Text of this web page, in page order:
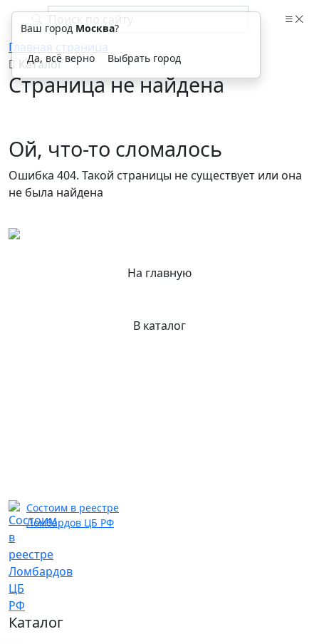
Главная страница
Каталог
Страница не найдена
Ой, что-то сломалось
Ошибка 404. Такой страницы не существует или она
не была найдена
На главную
В каталог
Состоим в реестре
Ломбардов ЦБ РФ
Каталог
Ваш город Москва?
Да, всё верно Выбрать город